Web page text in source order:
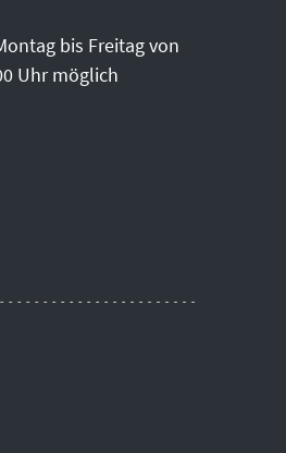
bis Freitag von
Uhr möglich